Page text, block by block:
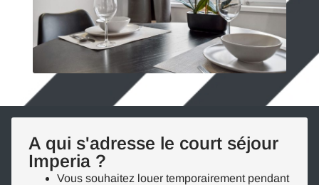
A qui s'adresse le court séjour
Imperia ?
Vous souhaitez louer temporairement pendant